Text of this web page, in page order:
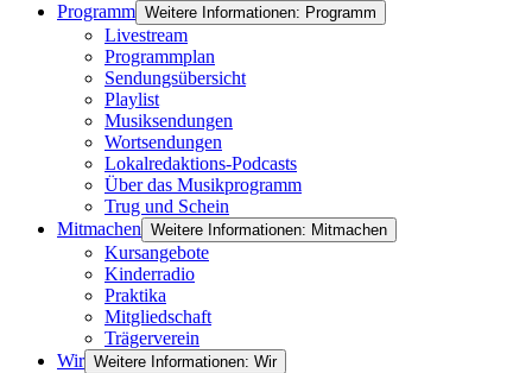
Programm Weitere Informationen: Programm
Livestream
Programmplan
Sendungsübersicht
Playlist
Musiksendungen
Wortsendungen
Lokalredaktions-Podcasts
Über das Musikprogramm
Trug und Schein
Mitmachen Weitere Informationen: Mitmachen
Kursangebote
Kinderradio
Praktika
Mitgliedschaft
Trägerverein
Wir Weitere Informationen: Wir